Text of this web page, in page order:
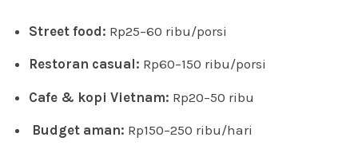
Street food: Rp25–60 ribu/porsi
Restoran casual: Rp60–150 ribu/porsi
Cafe & kopi Vietnam: Rp20–50 ribu
Budget aman: Rp150–250 ribu/hari